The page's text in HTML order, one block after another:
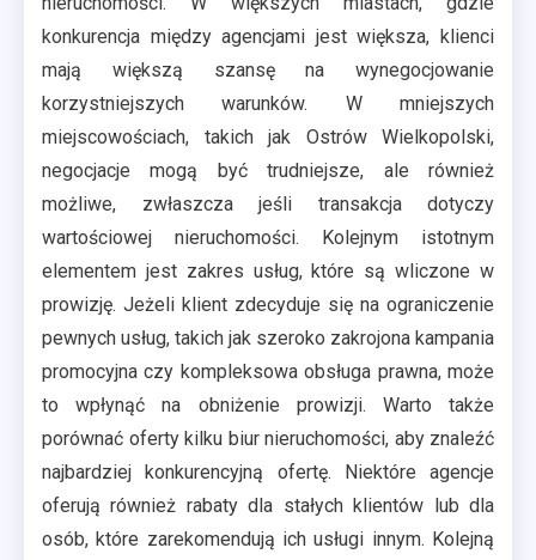
konkurencja między agencjami jest większa, klienci
mają większą szansę na wynegocjowanie
korzystniejszych warunków. W mniejszych
miejscowościach, takich jak Ostrów Wielkopolski,
negocjacje mogą być trudniejsze, ale również
możliwe, zwłaszcza jeśli transakcja dotyczy
wartościowej nieruchomości. Kolejnym istotnym
elementem jest zakres usług, które są wliczone w
prowizję. Jeżeli klient zdecyduje się na ograniczenie
pewnych usług, takich jak szeroko zakrojona kampania
promocyjna czy kompleksowa obsługa prawna, może
to wpłynąć na obniżenie prowizji. Warto także
porównać oferty kilku biur nieruchomości, aby znaleźć
najbardziej konkurencyjną ofertę. Niektóre agencje
oferują również rabaty dla stałych klientów lub dla
osób, które zarekomendują ich usługi innym. Kolejną